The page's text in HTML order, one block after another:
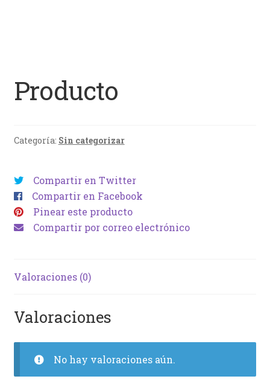
Producto
Categoría: Sin categorizar
Compartir en Twitter
Compartir en Facebook
Pinear este producto
Compartir por correo electrónico
Valoraciones (0)
Valoraciones
No hay valoraciones aún.